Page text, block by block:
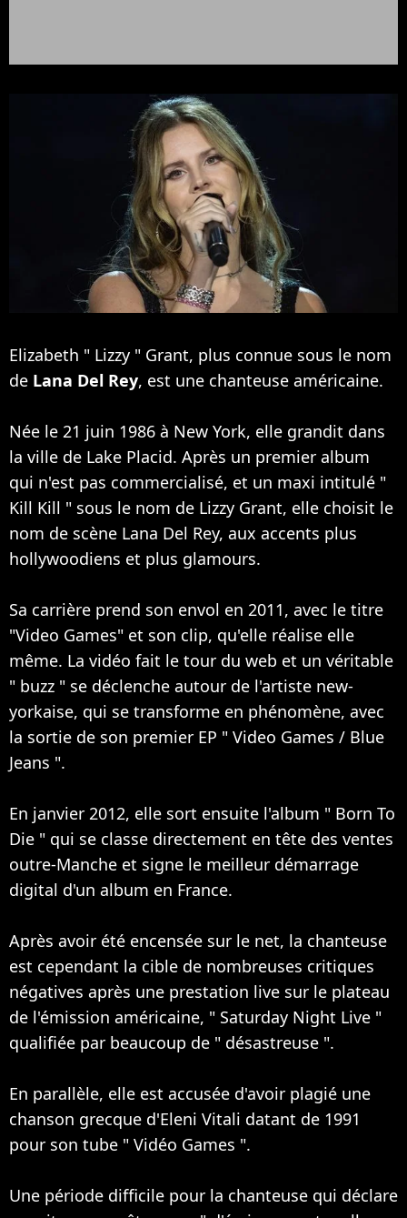
Elizabeth " Lizzy " Grant, plus connue sous le nom
de Lana Del Rey, est une chanteuse américaine.
Née le 21 juin 1986 à New York, elle grandit dans
la ville de Lake Placid. Après un premier album
qui n'est pas commercialisé, et un maxi intitulé "
Kill Kill " sous le nom de Lizzy Grant, elle choisit le
nom de scène Lana Del Rey, aux accents plus
hollywoodiens et plus glamours.
Sa carrière prend son envol en 2011, avec le titre
"Video Games" et son clip, qu'elle réalise elle
même. La vidéo fait le tour du web et un véritable
" buzz " se déclenche autour de l'artiste new-
yorkaise, qui se transforme en phénomène, avec
la sortie de son premier EP " Video Games / Blue
Jeans ".
En janvier 2012, elle sort ensuite l'album " Born To
Die " qui se classe directement en tête des ventes
outre-Manche et signe le meilleur démarrage
digital d'un album en France.
Après avoir été encensée sur le net, la chanteuse
est cependant la cible de nombreuses critiques
négatives après une prestation live sur le plateau
de l'émission américaine, " Saturday Night Live "
qualifiée par beaucoup de " désastreuse ".
En parallèle, elle est accusée d'avoir plagié une
chanson grecque d'Eleni Vitali datant de 1991
pour son tube " Vidéo Games ".
Une période difficile pour la chanteuse qui déclare